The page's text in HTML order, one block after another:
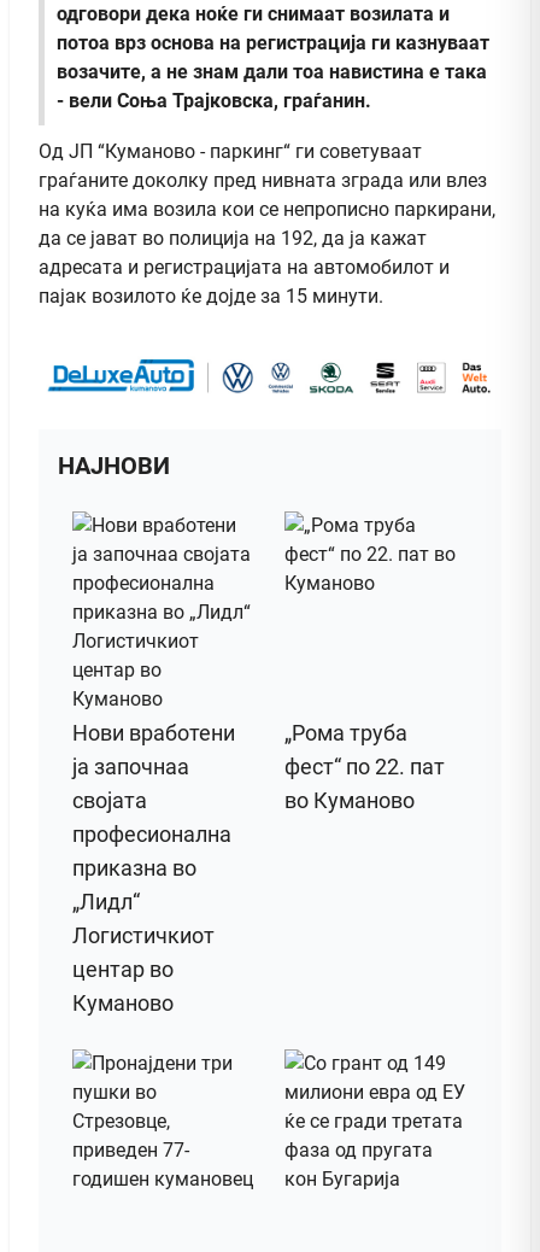
одговори дека ноќе ги снимаат возилата и
потоа врз основа на регистрација ги казнуваат
возачите, а не знам дали тоа навистина е така
- вели Соња Трајковска, граѓанин.
Од ЈП “Куманово - паркинг“ ги советуваат
граѓаните доколку пред нивната зграда или влез
на куќа има возила кои се непрописно паркирани,
да се јават во полиција на 192, да ја кажат
адресата и регистрацијата на автомобилот и
пајак возилото ќе дојде за 15 минути.
НАЈНОВИ
Нови вработени
ја започнаа
својата
професионална
приказна во
„Лидл“
Логистичкиот
центар во
Куманово
„Рома труба
фест“ по 22. пат
во Куманово